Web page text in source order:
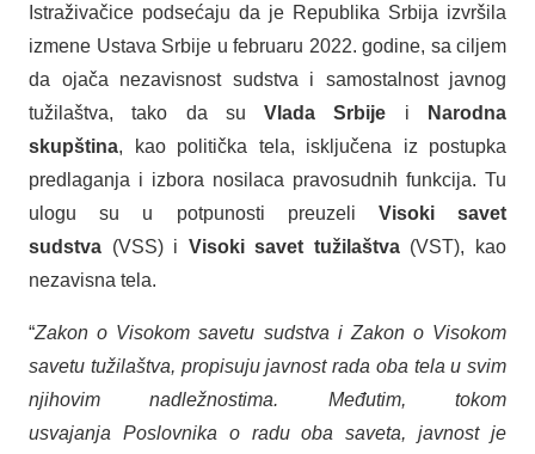
Istraživačice podsećaju da je Republika Srbija izvršila
izmene Ustava Srbije u februaru 2022. godine, sa ciljem
da ojača nezavisnost sudstva i samostalnost javnog
tužilaštva, tako da suVlada Srbije i
Narodna
skupština, kao politička tela, isključena iz postupka
predlaganja i izbora nosilaca pravosudnih funkcija. Tu
ulogu su u potpunosti preuzeli Visoki savet
sudstva (VSS) i Visoki savet tužilaštva(VST), kao
nezavisna tela.
“Zakon o Visokom savetu sudstva i Zakon o Visokom
savetu tužilaštva, propisuju javnost rada oba tela u svim
njihovim nadležnostima. Međutim, tokom
usvajanja Poslovnika o radu oba saveta, javnost je